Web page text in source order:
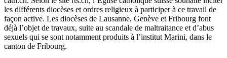
les différents diocèses et ordres religieux à participer à ce travail de
façon active. Les diocèses de Lausanne, Genève et Fribourg font
déjà l’objet de travaux, suite au scandale de maltraitance et d’abus
sexuels qui se sont notamment produits à l’institut Marini, dans le
canton de Fribourg.